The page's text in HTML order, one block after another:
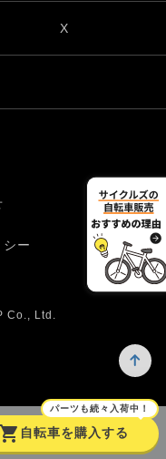
shopping_cart
パーツも続々入荷中！
自転車を購入する
X
ー
Co., Ltd.